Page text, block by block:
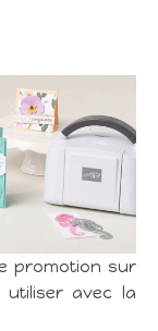
promotion sur
avec la